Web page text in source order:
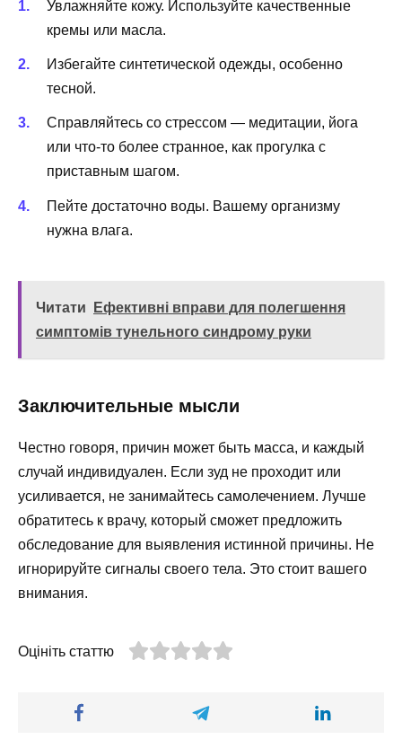
Увлажняйте кожу. Используйте качественные
кремы или масла.
Избегайте синтетической одежды, особенно
тесной.
Справляйтесь со стрессом — медитации, йога
или что-то более странное, как прогулка с
приставным шагом.
Пейте достаточно воды. Вашему организму
нужна влага.
Читати
Ефективні вправи для полегшення
симптомів тунельного синдрому руки
Заключительные мысли
Честно говоря, причин может быть масса, и каждый
случай индивидуален. Если зуд не проходит или
усиливается, не занимайтесь самолечением. Лучше
обратитесь к врачу, который сможет предложить
обследование для выявления истинной причины. Не
игнорируйте сигналы своего тела. Это стоит вашего
внимания.
Оцініть статтю